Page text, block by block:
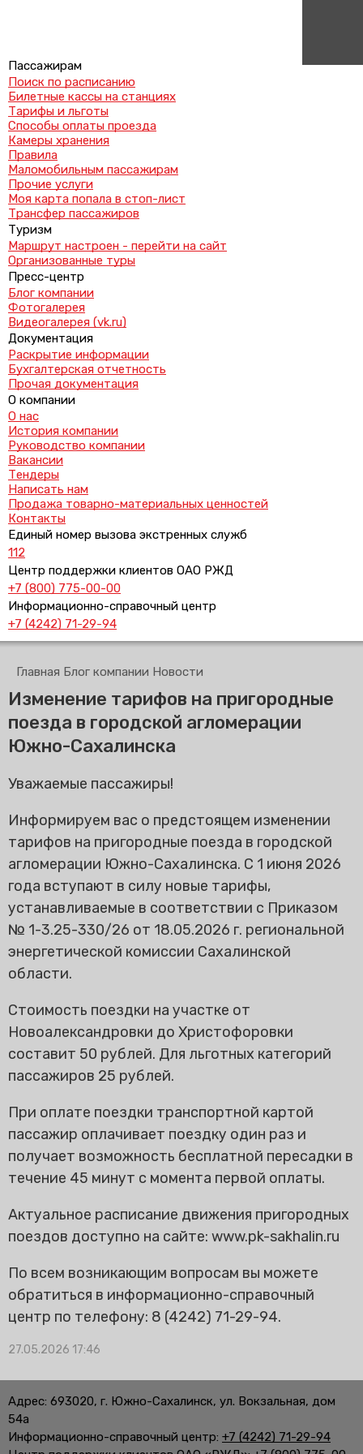
Пассажирам
Поиск по расписанию
Билетные кассы на станциях
Тарифы и льготы
Способы оплаты проезда
Камеры хранения
Правила
Маломобильным пассажирам
Прочие услуги
Моя карта попала в стоп-лист
Трансфер пассажиров
Туризм
Маршрут настроен - перейти на сайт
Организованные туры
Пресс-центр
Блог компании
Фотогалерея
Видеогалерея (vk.ru)
Документация
Раскрытие информации
Бухгалтерская отчетность
Прочая документация
О компании
О нас
История компании
Руководство компании
Вакансии
Тендеры
Написать нам
Продажа товарно-материальных ценностей
Контакты
Единый номер вызова экстренных служб
112
Центр поддержки клиентов ОАО РЖД
+7 (800) 775-00-00
Информационно-справочный центр
+7 (4242) 71-29-94
Главная Блог компании Новости
Изменение тарифов на пригородные
поезда в городской агломерации
Южно-Сахалинска
Уважаемые пассажиры!
Информируем вас о предстоящем изменении
тарифов на пригородные поезда в городской
агломерации Южно-Сахалинска. С 1 июня 2026
года вступают в силу новые тарифы,
устанавливаемые в соответствии с Приказом
№ 1-3.25-330/26 от 18.05.2026 г. региональной
энергетической комиссии Сахалинской
области.
Стоимость поездки на участке от
Новоалександровки до Христофоровки
составит 50 рублей. Для льготных категорий
пассажиров 25 рублей.
При оплате поездки транспортной картой
пассажир оплачивает поездку один раз и
получает возможность бесплатной пересадки в
течение 45 минут с момента первой оплаты.
Актуальное расписание движения пригородных
поездов доступно на сайте: www.pk-sakhalin.ru
По всем возникающим вопросам вы можете
обратиться в информационно-справочный
центр по телефону: 8 (4242) 71-29-94.
27.05.2026 17:46
Адрес: 693020, г. Южно-Сахалинск, ул. Вокзальная, дом
54а
Информационно-справочный центр: +7 (4242) 71-29-94